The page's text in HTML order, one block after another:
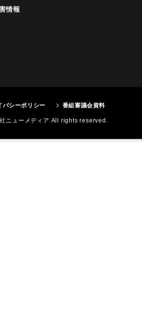
情報
バシーポリシー 番組審議会資料
ニューメディア All rights reserved.